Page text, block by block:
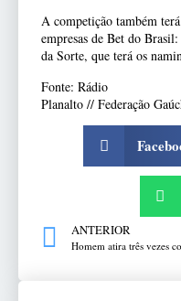
A competição também
empresas de Bet do
da Sorte, que terá os
Fonte: Rádio
Planalto // Federação
ANTERIOR